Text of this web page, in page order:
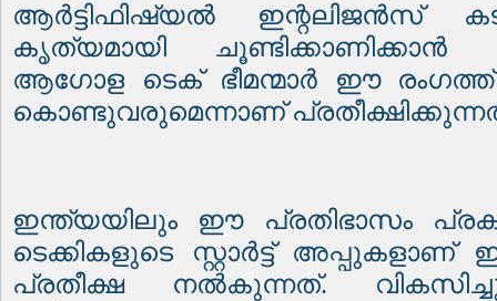
ആർട്ടിഫിഷ്യൽ ഇന്റലിജൻസ്
കൃത്യമായി ചൂണ്ടിക്കാണിക്കാൻ
ആഗോള ടെക് ഭീമന്മാർ ഈ രംഗത്ത്
കൊണ്ടുവരുമെന്നാണ്
ഇന്ത്യയിലും ഈ പ്രതിഭാസം
ടെക്കികളുടെ സ്റ്റാർട്ട്
പ്രതീക്ഷ നൽകുന്നത്.